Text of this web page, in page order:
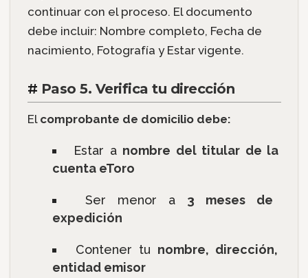
continuar con el proceso. El documento
debe incluir: Nombre completo, Fecha de
nacimiento, Fotografía y Estar vigente.
# Paso 5. Verifica tu dirección
El comprobante de domicilio debe:
Estar a nombre del titular de la
cuenta eToro
Ser menor a 3 meses de
expedición
Contener tu nombre, dirección,
entidad emisor